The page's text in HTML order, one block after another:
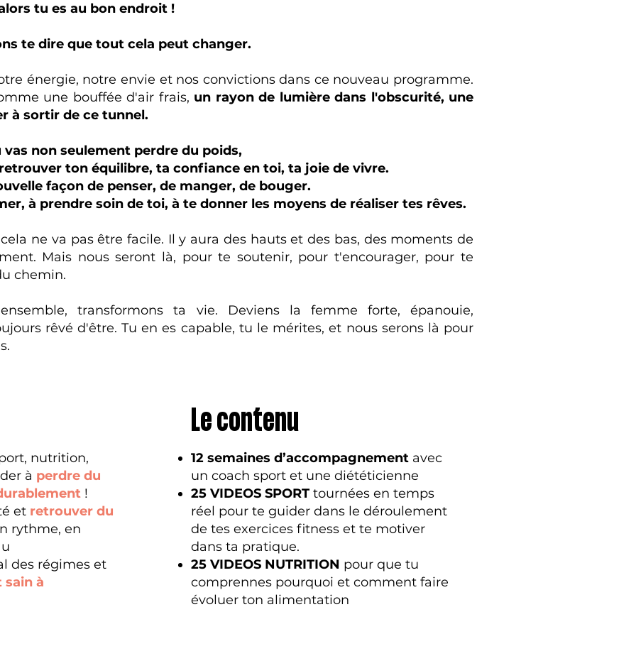
tu es au bon endroit !
te dire que tout cela peut changer.
énergie, notre envie et nos convictions dans ce nouveau programme.
une bouffée d'air frais, un rayon de lumière dans l'obscurité, une
à sortir de ce tunnel.
non seulement perdre du poids,
ton équilibre, ta confiance en toi, ta joie de vivre.
façon de penser, de manger, de bouger.
à prendre soin de toi, à te donner les moyens de réaliser tes rêves.
ne va pas être facile. Il y aura des hauts et des bas, des moments de
Mais nous seront là, pour te soutenir, pour t'encourager, pour te
chemin.
transformons ta vie. Deviens la femme forte, épanouie,
rêvé d'être. Tu en es capable, tu le mérites, et nous serons là pour
nutrition,
à perdre du
!
et retrouver du
rythme, en
des régimes et
à
Le contenu
12 semaines d’accompagnement avec
un coach sport et une diététicienne
25 VIDEOS SPORT tournées en temps
réel pour te guider dans le déroulement
de tes exercices fitness et te motiver
dans ta pratique.
25 VIDEOS NUTRITION pour que tu
comprennes pourquoi et comment faire
évoluer ton alimentation